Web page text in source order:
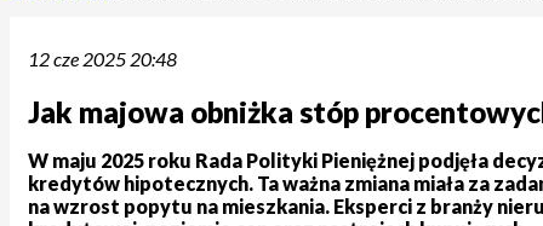
12 cze 2025 20:48
Jak majowa obniżka stóp
W maju 2025 roku Rada Polityki Pieniężnej podjęła
kredytów hipotecznych. Ta ważna zmiana miała za
na wzrost popytu na mieszkania. Eksperci z branży